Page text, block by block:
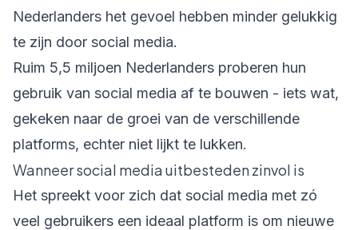
Nederlanders het gevoel hebben minder gelukkig
te zijn door social media.
Ruim 5,5 miljoen Nederlanders proberen hun
gebruik van social media af te bouwen - iets wat,
gekeken naar de groei van de verschillende
platforms, echter niet lijkt te lukken.
Wanneer social media uitbesteden zinvol is
Het spreekt voor zich dat social media met zó
veel gebruikers een ideaal platform is om nieuwe